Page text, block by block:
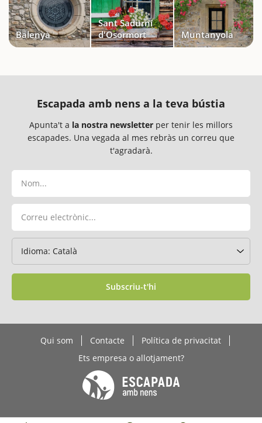
Balenyà
Sant Sadurní
d'Osormort
Muntanyola
Escapada amb nens a la teva bústia
Apunta't a la nostra newsletter per tenir les millors
escapades. Una vegada al mes rebràs un correu que
t'agradarà.
Subscriu-t'hi
Qui som Contacte
Política de privacitat
Ets empresa o allotjament?